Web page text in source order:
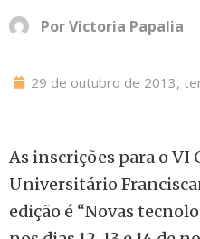
PorVictoria Papalia
29 de outubro de 2013,
As inscrições para o VI
Universitário
edição é “Novas